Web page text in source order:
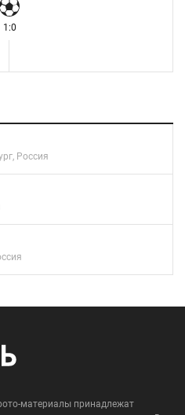
1:0
Россия
материалы принадлежат